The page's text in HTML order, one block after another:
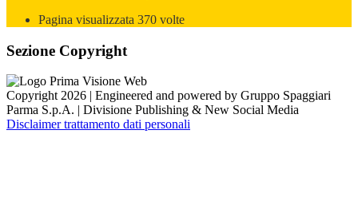
Pagina visualizzata 370 volte
Sezione Copyright
Copyright 2026 | Engineered and powered by Gruppo Spaggiari
Parma S.p.A. | Divisione Publishing & New Social Media
Disclaimer trattamento dati personali